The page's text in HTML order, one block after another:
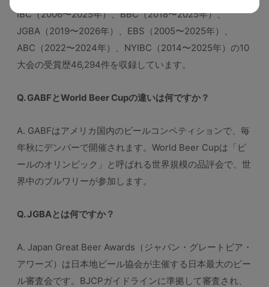
IBC（2006〜2025年）、BBC（2018〜2025年）、
JGBA（2019〜2026年）、EBS（2005〜2025年）、
ABC（2022〜2024年）、NYIBC（2014〜2025年）の10
大会の受賞歴46,294件を収録しています。
Q. GABFとWorld Beer Cupの違いは何ですか？
A. GABFはアメリカ国内のビールコンペティションで、毎
年秋にデンバーで開催されます。World Beer Cupは「ビ
ールのオリンピック」と呼ばれる世界規模の品評会で、世
界中のブルワリーが参加します。
Q. JGBAとは何ですか？
A. Japan Great Beer Awards（ジャパン・グレートビア・
アワーズ）は日本地ビール協会が主催する日本最大のビー
ル審査会です。BJCPガイドラインに準拠して審査され、